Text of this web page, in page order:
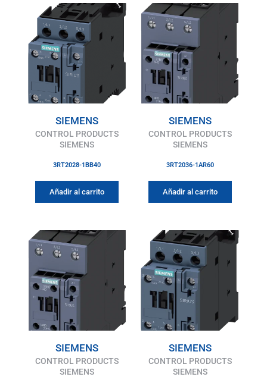
SIEMENS
CONTROL PRODUCTS
SIEMENS
3RT2028-1BB40
Añadir al carrito
SIEMENS
CONTROL PRODUCTS
SIEMENS
3RT2036-1AR60
Añadir al carrito
SIEMENS
CONTROL PRODUCTS
SIEMENS
SIEMENS
CONTROL PRODUCTS
SIEMENS